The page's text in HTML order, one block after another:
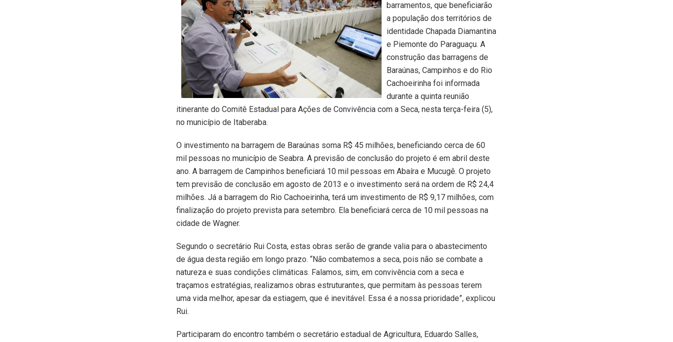
barramentos, que beneficiarão
a população dos territórios de
identidade Chapada Diamantina
e Piemonte do Paraguaçu. A
construção das barragens de
Baraúnas, Campinhos e do Rio
Cachoeirinha foi informada
durante a quinta reunião
itinerante do Comitê Estadual para Ações de Convivência com a Seca, nesta terça-feira (5),
no município de Itaberaba.
O investimento na barragem de Baraúnas soma R$ 45 milhões, beneficiando cerca de 60
mil pessoas no município de Seabra. A previsão de conclusão do projeto é em abril deste
ano. A barragem de Campinhos beneficiará 10 mil pessoas em Abaíra e Mucugê. O projeto
tem previsão de conclusão em agosto de 2013 e o investimento será na ordem de R$ 24,4
milhões. Já a barragem do Rio Cachoeirinha, terá um investimento de R$ 9,17 milhões, com
finalização do projeto prevista para setembro. Ela beneficiará cerca de 10 mil pessoas na
cidade de Wagner.
Segundo o secretário Rui Costa, estas obras serão de grande valia para o abastecimento
de água desta região em longo prazo. “Não combatemos a seca, pois não se combate a
natureza e suas condições climáticas. Falamos, sim, em convivência com a seca e
traçamos estratégias, realizamos obras estruturantes, que permitam às pessoas terem
uma vida melhor, apesar da estiagem, que é inevitável. Essa é a nossa prioridade”, explicou
Rui.
Participaram do encontro também o secretário estadual de Agricultura, Eduardo Salles,